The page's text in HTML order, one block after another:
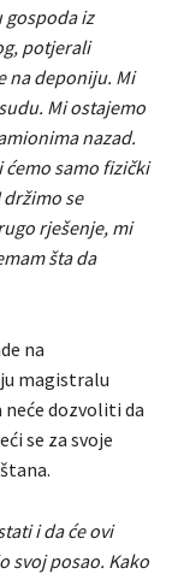
gospoda iz
potjerali
na deponiju. Mi
Mi ostajemo
nazad.
ćemo samo fizički
se
rješenje, mi
šta da
na
magistralu
dozvoliti da
se za svoje
i da će ovi
svoj posao. Kako